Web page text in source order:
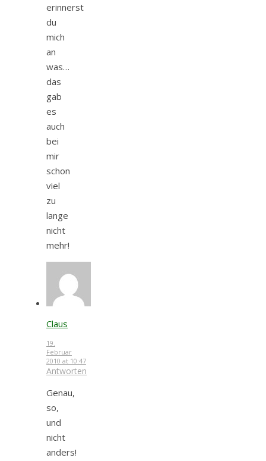
erinnerst
du
mich
an
was…
das
gab
es
auch
bei
mir
schon
viel
zu
lange
nicht
mehr!
Claus
19.
Februar
2010 at 10:47
Antworten
Genau,
so,
und
nicht
anders!